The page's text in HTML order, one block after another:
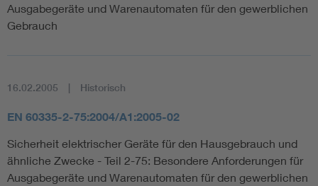
Ausgabegeräte und Warenautomaten für den gewerblichen
Gebrauch
16.02.2005 Historisch
EN 60335-2-75:2004/A1:2005-02
Sicherheit elektrischer Geräte für den Hausgebrauch und
ähnliche Zwecke - Teil 2-75: Besondere Anforderungen für
Ausgabegeräte und Warenautomaten für den gewerblichen